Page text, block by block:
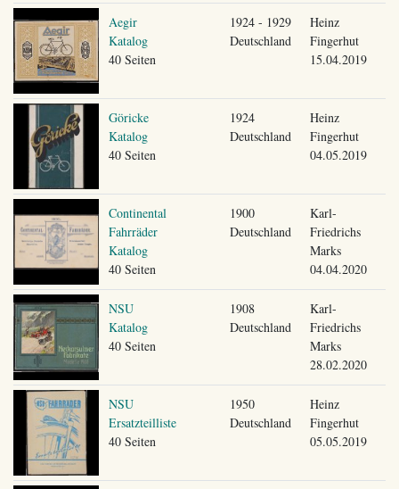
Aegir
Katalog
40 Seiten
1924 - 1929
Deutschland
Heinz
Fingerhut
15.04.2019
Göricke
Katalog
40 Seiten
1924
Deutschland
Heinz
Fingerhut
04.05.2019
Continental
Fahrräder
Katalog
40 Seiten
1900
Deutschland
Karl-
Friedrichs
Marks
04.04.2020
NSU
Katalog
40 Seiten
1908
Deutschland
Karl-
Friedrichs
Marks
28.02.2020
NSU
Ersatzteilliste
40 Seiten
1950
Deutschland
Heinz
Fingerhut
05.05.2019